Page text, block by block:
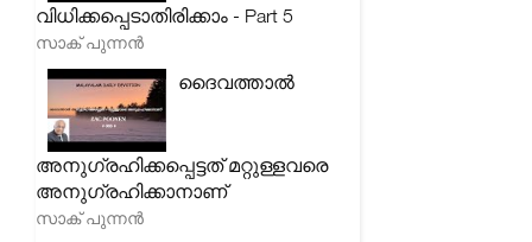
വിധിക്കപ്പെടാതിരിക്കാം - Part 5
സാക് പുന്നൻ
ദൈവത്താൽ
അനുഗ്രഹിക്കപ്പെട്ടത് മറ്റുള്ളവരെ
അനുഗ്രഹിക്കാനാണ്
സാക് പുന്നൻ